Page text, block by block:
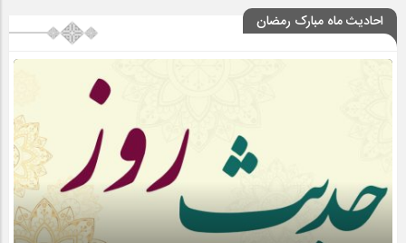
احادیث ماه مبارک رمضان